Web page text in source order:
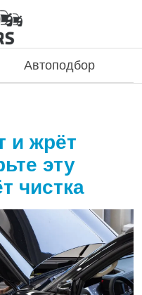
Автоподбор
и жрёт
эту
чистка